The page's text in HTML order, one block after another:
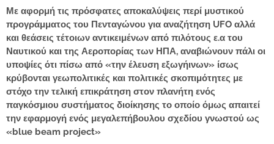
Με αφορμή τις πρόσφατες αποκαλύψεις περί μυστικού
προγράμματος του Πενταγώνου για αναζήτηση UFO αλλά
και θεάσεις τέτοιων αντικειμένων από πιλότους ε.α του
Ναυτικού και της Αεροπορίας των ΗΠΑ, αναβιώνουν πάλι οι
υποψίες ότι πίσω από «την έλευση εξωγήινων» ίσως
κρύβονται γεωπολιτικές και πολιτικές σκοπιμότητες με
στόχο την τελική επικράτηση στον πλανήτη ενός
παγκόσμιου συστήματος διοίκησης το οποίο όμως απαιτεί
την εφαρμογή ενός μεγαλεπήβουλου σχεδίου γνωστού ως
«blue beam project»